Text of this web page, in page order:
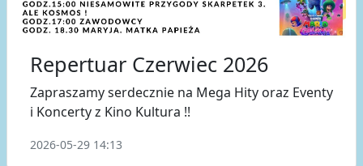
Repertuar Czerwiec 2026
Zapraszamy serdecznie na Mega Hity oraz Eventy
i Koncerty z Kino Kultura !!
2026-05-29 14:13